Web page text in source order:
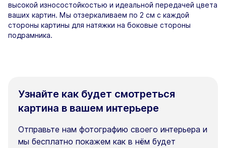
высокой износостойкостью и идеальной передачей цвета
ваших картин. Мы отзеркаливаем по 2 см с каждой
стороны картины для натяжки на боковые стороны
подрамника.
Узнайте как будет смотреться
картина в вашем интерьере
Отправьте нам фотографию своего интерьера и
мы бесплатно покажем как в нём будет